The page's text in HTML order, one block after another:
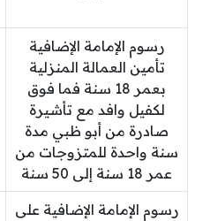
رسوم الإمامة الإضافية
تأمين العمالة المنزلية
بعمر 18 سنة فما فوق
لكفيل وافد مع تأشيرة
صادرة من أبو ظبي مدة
سنة واحدة للمتزوجات من
عمر 18 سنة إلى 50 سنة
رسوم الإمامة الإضافية على